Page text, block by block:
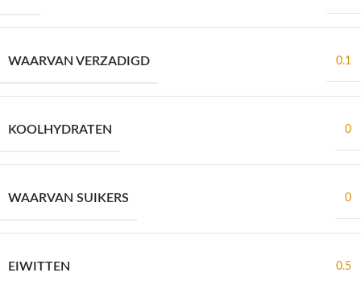
WAARVAN VERZADIGD 0.1
KOOLHYDRATEN 0
WAARVAN SUIKERS 0
EIWITTEN 0.5